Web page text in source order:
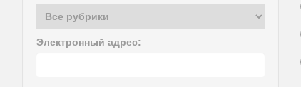
Электронный адрес: